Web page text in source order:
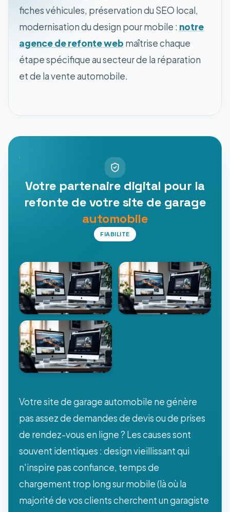
fiches véhicules, préservation du SEO local,
modernisation du design pour mobile : notre
agence de refonte web maîtrise chaque
étape spécifique au secteur de la réparation
et de la vente automobile.
Votre partenaire digital pour la
refonte de votre site de garage
automobile
FIABILITE
Votre site de garage automobile ne génère
pas assez de demandes de devis ou de prises
de rendez-vous en ligne ? Les causes sont
souvent identiques : design vieillissant qui
n'inspire pas confiance, temps de
chargement trop long sur mobile (là où la
majorité de vos clients cherchent un garagiste